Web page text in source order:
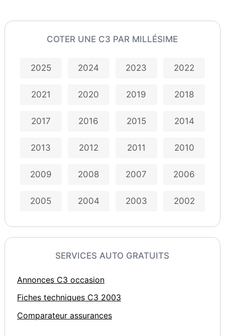
COTER UNE C3 PAR MILLÉSIME
2025 2024 2023 2022
2021 2020 2019 2018
2017 2016 2015 2014
2013 2012 2011 2010
2009 2008 2007 2006
2005 2004 2003 2002
SERVICES AUTO GRATUITS
Annonces C3 occasion
Fiches techniques C3 2003
Comparateur assurances